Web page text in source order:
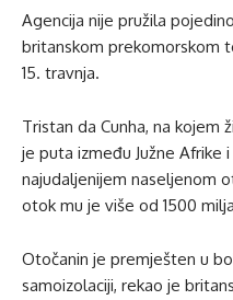
Agencija nije pružila
britanskom prekomorskom
15. travnja.
Tristan da Cunha, na kojem
je puta između Južne Afrike
najudaljenijem naseljenom
otok mu je više od 1500
Otočanin je premješten u
samoizolaciji, rekao je